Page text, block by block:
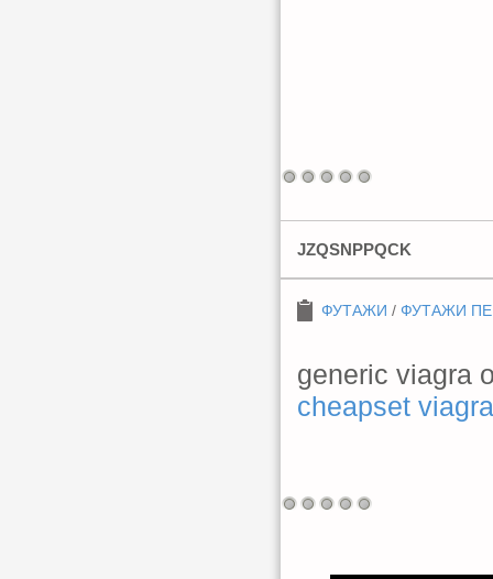
JZQSNPPQCK
ФУТАЖИ / ФУТАЖИ
generic viagra
cheapset viagra